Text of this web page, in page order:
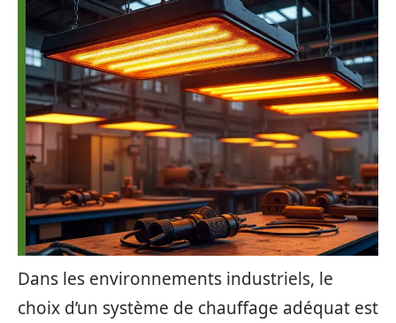
Dans les environnements industriels, le
choix d’un système de chauffage adéquat est